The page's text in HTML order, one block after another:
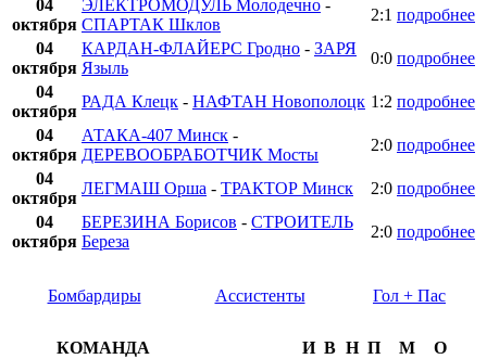
04
октября
ЭЛЕКТРОМОДУЛЬ Молодечно -
СПАРТАК Шклов
2:1 подробнее
04
октября
КАРДАН-ФЛАЙЕРС Гродно - ЗАРЯ
Языль
0:0 подробнее
04
октября
РАДА Клецк - НАФТАН Новополоцк 1:2 подробнее
04
октября
АТАКА-407 Минск -
ДЕРЕВООБРАБОТЧИК Мосты
2:0 подробнее
04
октября
ЛЕГМАШ Орша - ТРАКТОР Минск 2:0 подробнее
04
октября
БЕРЕЗИНА Борисов - СТРОИТЕЛЬ
Береза
2:0 подробнее
Бомбардиры Ассистенты Гол + Пас
КОМАНДА И В Н П М
О